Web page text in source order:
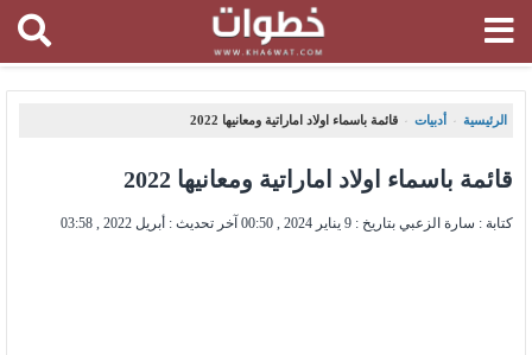
الرئيسية ، أدبيات ، قائمة باسماء اولاد اماراتية ومعانيها 2022
قائمة باسماء اولاد اماراتية ومعانيها 2022
كتابة : سارة الزعبي بتاريخ : 9 يناير 2024 , 00:50 آخر تحديث : أبريل 2022 , 03:58